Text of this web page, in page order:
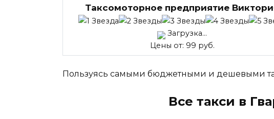
Таксомоторное предприятие
Загрузка...
Цены от: 99 руб.
Пользуясь самыми бюджетными и дешевыми
Все такси в